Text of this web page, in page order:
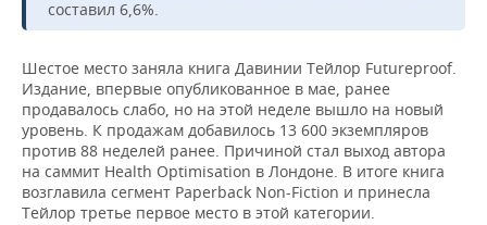
составил 6,6%.
Шестое место заняла книга Давинии Тейлор Futureproof.
Издание, впервые опубликованное в мае, ранее
продавалось слабо, но на этой неделе вышло на новый
уровень. К продажам добавилось 13 600 экземпляров
против 88 неделей ранее. Причиной стал выход автора
на саммит Health Optimisation в Лондоне. В итоге книга
возглавила сегмент Paperback Non-Fiction и принесла
Тейлор третье первое место в этой категории.